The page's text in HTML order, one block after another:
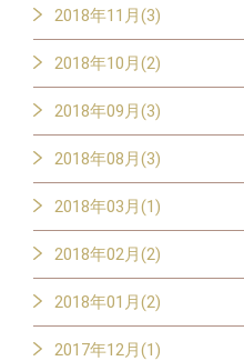
2018年11月(3)
2018年10月(2)
2018年09月(3)
2018年08月(3)
2018年03月(1)
2018年02月(2)
2018年01月(2)
2017年12月(1)